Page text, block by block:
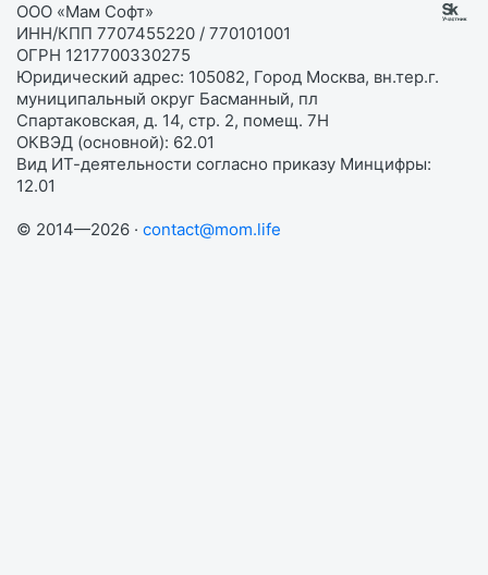
ООО «Мам Софт»
ИНН/КПП 7707455220 / 770101001
ОГРН 1217700330275
Юридический адрес: 105082, Город Москва, вн.тер.г.
муниципальный округ Басманный, пл
Спартаковская, д. 14, стр. 2, помещ. 7Н
ОКВЭД (основной): 62.01
Вид ИТ-деятельности согласно приказу Минцифры:
12.01
© 2014—2026 · contact@mom.life